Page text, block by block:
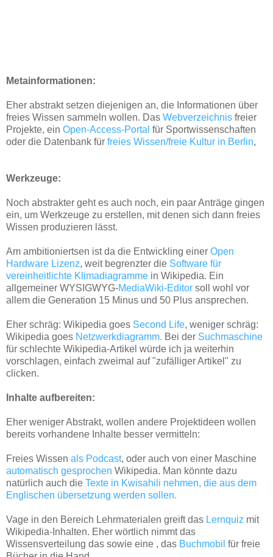
Metainformationen:
Eher abstrakt setzen diejenigen an, die Informationen über
freies Wissen sammeln wollen. Das Webverzeichnis freier
Projekte, ein Open-Access-Portal für Sportwissenschaften
oder die Datenbank für freies Wissen/freie Kultur in Berlin,
Werkzeuge:
Noch abstrakter geht es auch noch, ein paar Anträge gingen
ein, um Werkzeuge zu erstellen, mit denen sich dann freies
Wissen produzieren lässt.
Am ambitioniertsen ist da die Entwickling einer Open
Hardware Lizenz, weit begrenzter die Software für
vereinheitlichte Klimadiagramme in Wikipedia. Ein
allgemeiner WYSIGWYG-MediaWiki-Editor soll wohl vor
allem die Generation 15 Minus und 50 Plus ansprechen.
Eher schräg: Wikipedia goes Second Life, weniger schräg:
Wikipedia goes Netzwerkdiagramm. Bei der Suchmaschine
für schlechte Wikipedia-Artikel würde ich ja weiterhin
vorschlagen, einfach zweimal auf "zufälliger Artikel" zu
clicken.
Inhalte aufbereiten:
Eher weniger Abstrakt, wollen andere Projektideen wollen
bereits vorhandene Inhalte besser vermitteln:
Freies Wissen als Podcast, oder auch von einer Maschine
automatisch gesprochen Wikipedia. Man könnte dazu
natürlich auch die Texte in Kwisahili nehmen, die aus dem
Englischen übersetzung werden sollen.
Vage in den Bereich Lehrmaterialen greift das Lernquiz mit
Wikipedia-Inhalten. Eher wörtlich nimmt das
Wissensverteilung das sowie eine , das Buchmobil für freie